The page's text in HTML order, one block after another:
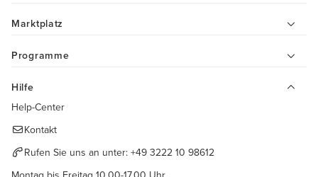
Marktplatz
Programme
Hilfe
Help-Center
Kontakt
Rufen Sie uns an unter: +49 3222 10 98612